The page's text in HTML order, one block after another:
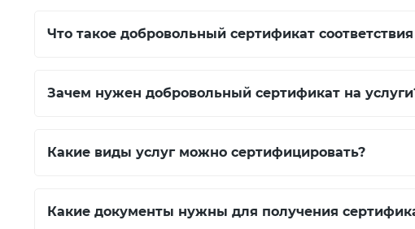
Что такое добровольный сертификат
Зачем нужен добровольный сертификат на
Какие виды услуг можно сертифицировать?
Какие документы нужны для получения